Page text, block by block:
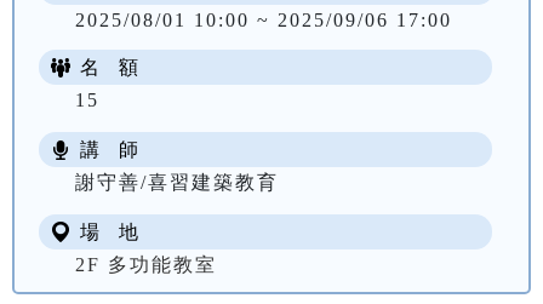
2025/08/01 10:00 ~ 2025/09/06 17:00
名 額
15
講 師
謝守善/喜習建築教育
場 地
2F 多功能教室